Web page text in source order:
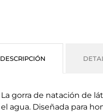
DESCRIPCIÓN
La gorra de natación de
el agua. Diseñada para